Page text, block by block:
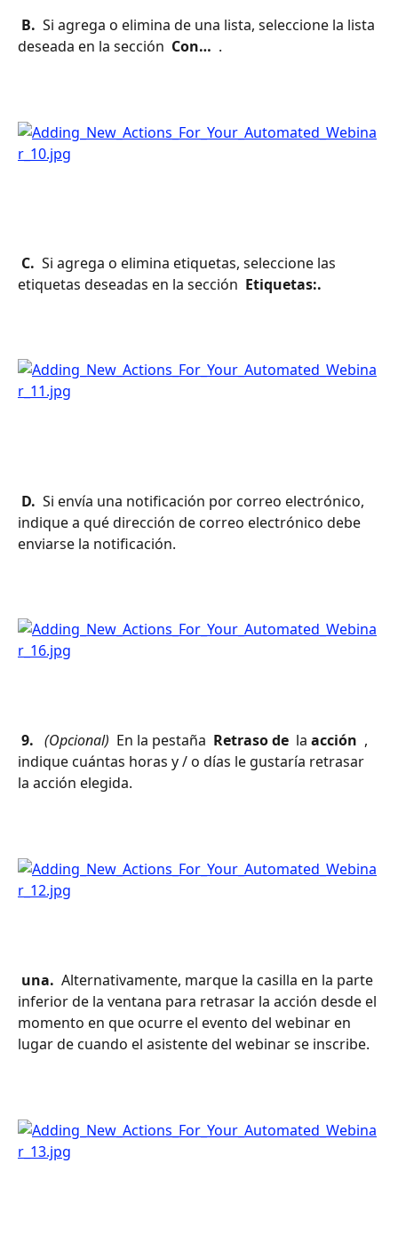
B. Si agrega o elimina de una lista, seleccione la lista
deseada en la sección Con… .
C. Si agrega o elimina etiquetas, seleccione las
etiquetas deseadas en la sección Etiquetas:.
D. Si envía una notificación por correo electrónico,
indique a qué dirección de correo electrónico debe
enviarse la notificación.
9. (Opcional) En la pestaña Retraso de la acción ,
indique cuántas horas y / o días le gustaría retrasar
la acción elegida.
una. Alternativamente, marque la casilla en la parte
inferior de la ventana para retrasar la acción desde el
momento en que ocurre el evento del webinar en
lugar de cuando el asistente del webinar se inscribe.